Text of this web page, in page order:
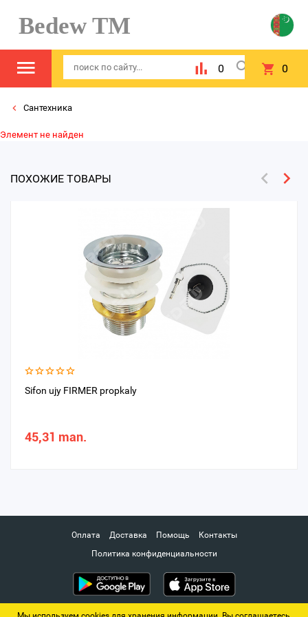
Bedew TM
0 0
Сантехника
Элемент не найден
ПОХОЖИЕ ТОВАРЫ
Sifon ujy FIRMER propkaly
45,31 man.
Оплата Доставка Помощь
Контакты
Политика конфиденциальности